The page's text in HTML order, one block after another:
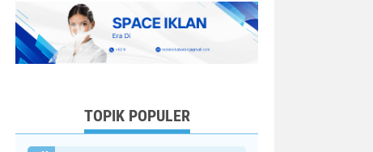
TOPIK POPULER